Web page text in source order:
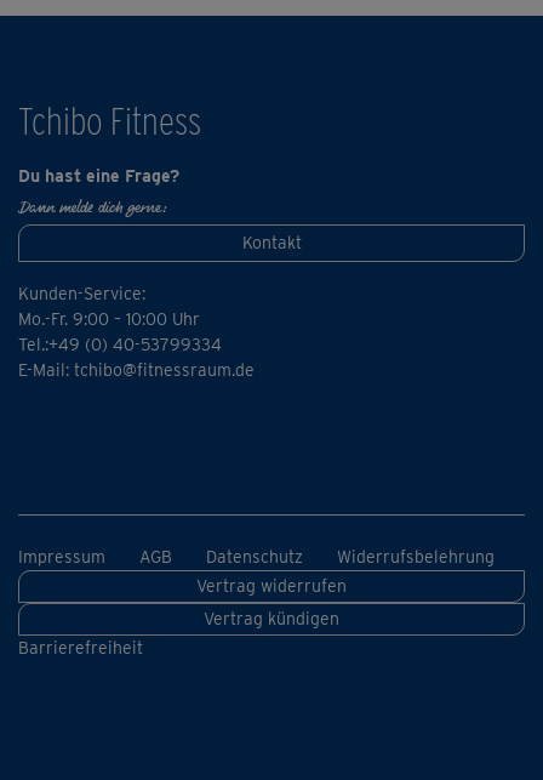
Tchibo Fitness
Du hast eine Frage?
Dann melde dich gerne:
Kontakt
Kunden-Service:
Mo.-Fr. 9:00 – 10:00 Uhr
Tel.:+49 (0) 40-53799334
E-Mail: tchibo@fitnessraum.de
Impressum AGB Datenschutz
Widerrufsbelehrung
Vertrag widerrufen
Vertrag kündigen
Barrierefreiheit